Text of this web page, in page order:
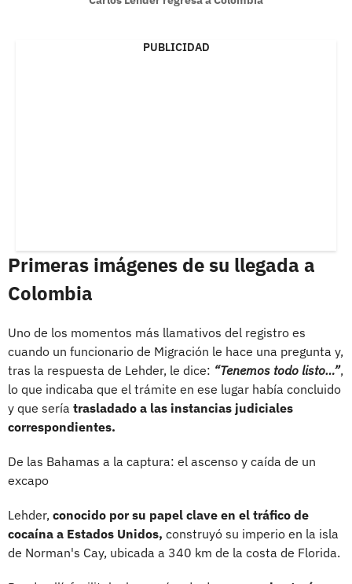
PUBLICIDAD
Primeras imágenes de su llegada a
Colombia
Uno de los momentos más llamativos del registro es
cuando un funcionario de Migración le hace una pregunta y,
tras la respuesta de Lehder, le dice: “Tenemos todo listo…”,
lo que indicaba que el trámite en ese lugar había concluido
y que sería trasladado a las instancias judiciales
correspondientes.
De las Bahamas a la captura: el ascenso y caída de un
excapo
Lehder, conocido por su papel clave en el tráfico de
cocaína a Estados Unidos, construyó su imperio en la isla
de Norman's Cay, ubicada a 340 km de la costa de Florida.